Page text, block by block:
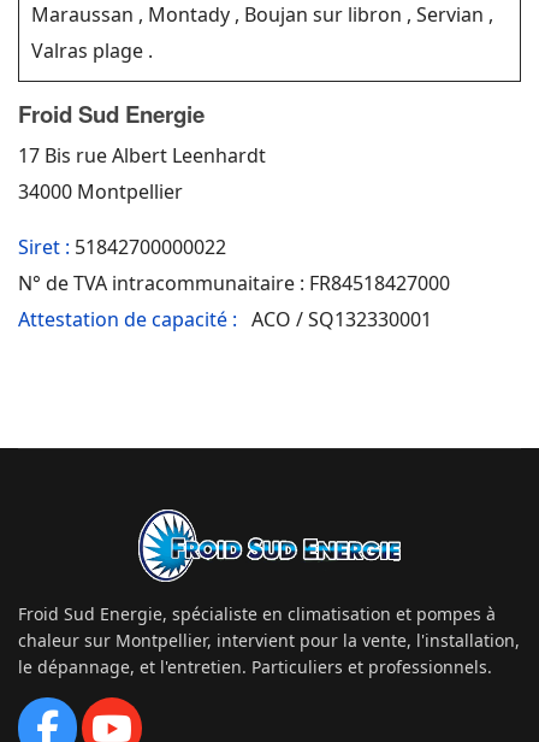
Maraussan , Montady , Boujan sur libron , Servian ,
Valras plage .
Froid Sud Energie
17 Bis rue Albert Leenhardt
34000 Montpellier
Siret : 51842700000022
N° de TVA intracommunaitaire : FR84518427000
Attestation de capacité : ACO / SQ132330001
Froid Sud Energie, spécialiste en climatisation et pompes à
chaleur sur Montpellier, intervient pour la vente, l'installation,
le dépannage, et l'entretien. Particuliers et professionnels.